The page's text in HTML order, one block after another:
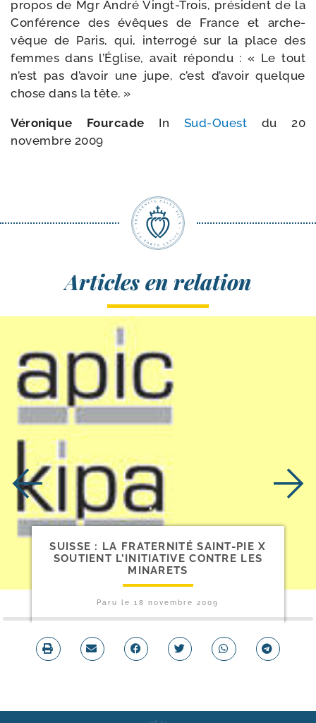
pro­pos de Mgr André Vingt-​Trois, pré­sident de la
Conférence des évêques de France et arche­
vêque de Paris, qui, inter­ro­gé sur la place des
femmes dans l’Église, avait répon­du : « Le tout
n’est pas d’a­voir une jupe, c’est d’a­voir quelque
chose dans la tête. »
Véronique Fourcade In Sud-​Ouest du 20
novembre 2009
Articles en relation
SUISSE : LA FRATERNITÉ SAINT-​PIE X
SOUTIENT L’INITIATIVE CONTRE LES
MINARETS
Paru le18 novembre 2009